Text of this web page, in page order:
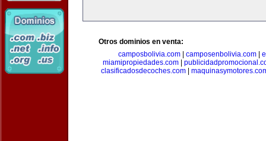
Otros dominios en venta:
camposbolivia.com| camposenbolivia.com|
miamipropiedades.com
clasificadosdecoches.com